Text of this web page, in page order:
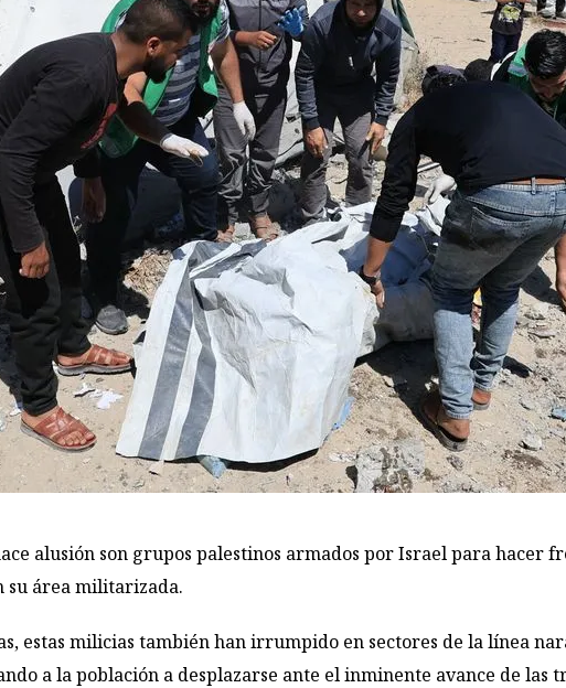
alusión son grupos palestinos armados por Israel para hacer
su área militarizada.
estas milicias también han irrumpido en sectores de la línea
a la población a desplazarse ante el inminente avance de las